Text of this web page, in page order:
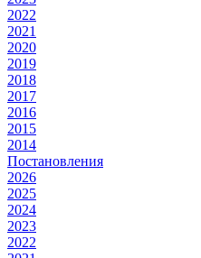
2022
2021
2020
2019
2018
2017
2016
2015
2014
Постановления
2026
2025
2024
2023
2022